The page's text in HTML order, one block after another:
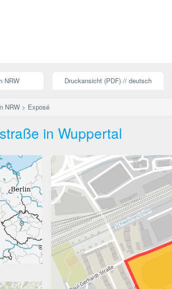
NRW Druckansicht (PDF) // deutsch
NRW > Exposé
in Wuppertal